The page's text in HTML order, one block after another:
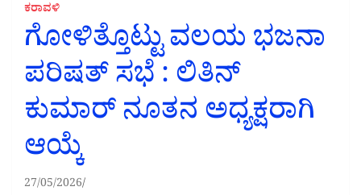
ಕರಾವಳಿ
ಗೋಳಿತ್ತೊಟ್ಟು ವಲಯ ಭಜನಾ
ಪರಿಷತ್ ಸಭೆ : ಲಿತಿನ್
ಕುಮಾರ್ ನೂತನ ಅಧ್ಯಕ್ಷರಾಗಿ
ಆಯ್ಕೆ
27/05/2026